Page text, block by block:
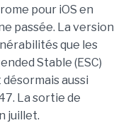
pour iOS en
passée. La version
que les
Stable (ESC)
aussi
La sortie de
juillet.